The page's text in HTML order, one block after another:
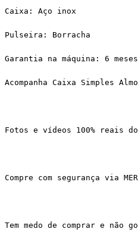
Caixa: Aço inox
Pulseira: Borracha
Garantia na máquina: 6 meses
Acompanha Caixa Simples
Fotos e vídeos 100% reais
Compre com segurança via
Tem medo de comprar e